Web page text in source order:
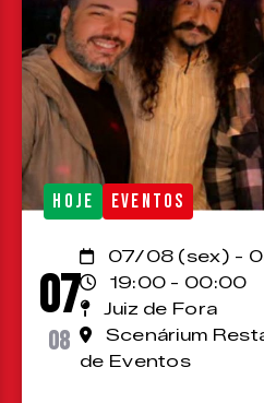
HOJE EVENTOS
07
08
07/08 (sex) -
19:00 - 00:00
Juiz de Fora
Scenárium
de Eventos